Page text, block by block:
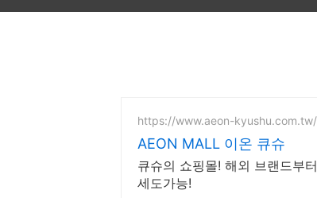
https://www.aeon-
AEON MALL 이온 큐슈
큐슈의 쇼핑몰! 해외 브랜드부
세도가능!